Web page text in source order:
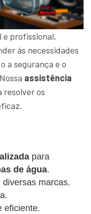
e profissional,
às necessidades
a segurança e o
assistência
resolver os
para
de água.
diversas marcas.
eficiente.